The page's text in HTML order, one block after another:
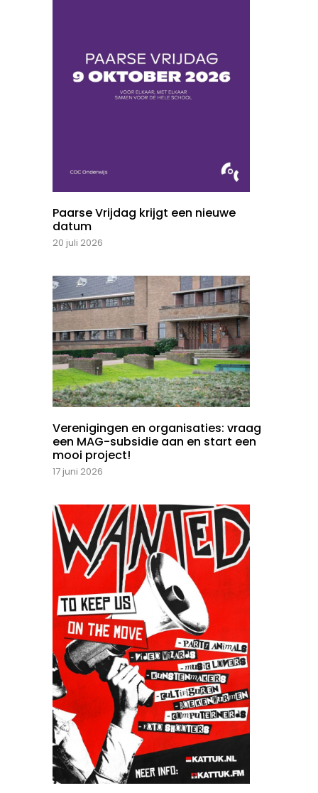
Paarse Vrijdag krijgt een nieuwe
datum
20 juli 2026
Verenigingen en organisaties: vraag
een MAG-subsidie aan en start een
mooi project!
17 juni 2026